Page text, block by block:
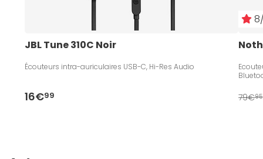
JBL Tune 310C Noir
Écouteurs intra-auriculaires USB-C, Hi-Res Audio
16€99 79€95